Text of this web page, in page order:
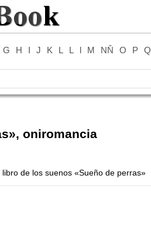
G H I J K L L l M NŇ O P Q
oniromancia
de los suenos «Sueño de perras»